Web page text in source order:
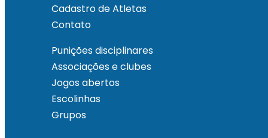
Cadastro de Atletas
Contato
Punições disciplinares
Associações e clubes
Jogos abertos
Escolinhas
Grupos